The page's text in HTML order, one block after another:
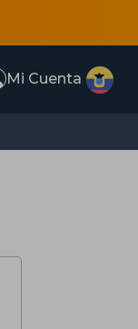
Mi Cuenta